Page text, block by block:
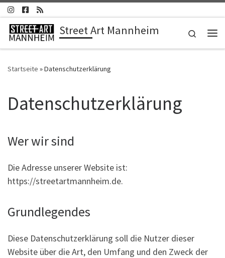
Zum Inhalt springen
Street Art Mannheim
Search
Startseite »Datenschutzerklärung
Datenschutzerklärung
Wer wir sind
Die Adresse unserer Website ist:
https://streetartmannheim.de.
Grundlegendes
Diese Datenschutzerklärung soll die Nutzer dieser
Website über die Art, den Umfang und den Zweck der